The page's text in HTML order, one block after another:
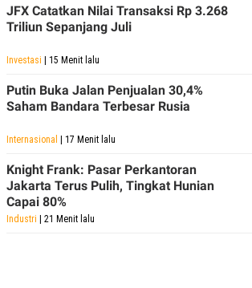
N
A
E
A
K
A
E
T
N
P
P
E
R
D
E
R
T
I
S
I
JFX Catatkan Nilai Transaksi Rp 3.268
Triliun Sepanjang Juli
Investasi | 15 Menit lalu
Putin Buka Jalan Penjualan 30,4%
Saham Bandara Terbesar Rusia
Internasional | 17 Menit lalu
Knight Frank: Pasar Perkantoran
Jakarta Terus Pulih, Tingkat Hunian
Capai 80%
Industri | 21 Menit lalu